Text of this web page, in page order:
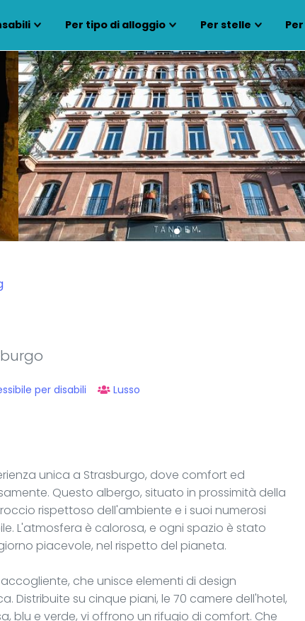
Per tipo di alloggio Per stelle
per disabili Lusso
unica a Strasburgo, dove comfort ed
Questo albergo, situato in prossimità della
rispettoso dell'ambiente e i suoi numerosi
L'atmosfera è calorosa, e ogni spazio è stato
piacevole, nel rispetto del pianeta.
che unisce elementi di design
Distribuite su cinque piani, le 70 camere dell'hotel,
blu e verde, vi offrono un rifugio di comfort. Che